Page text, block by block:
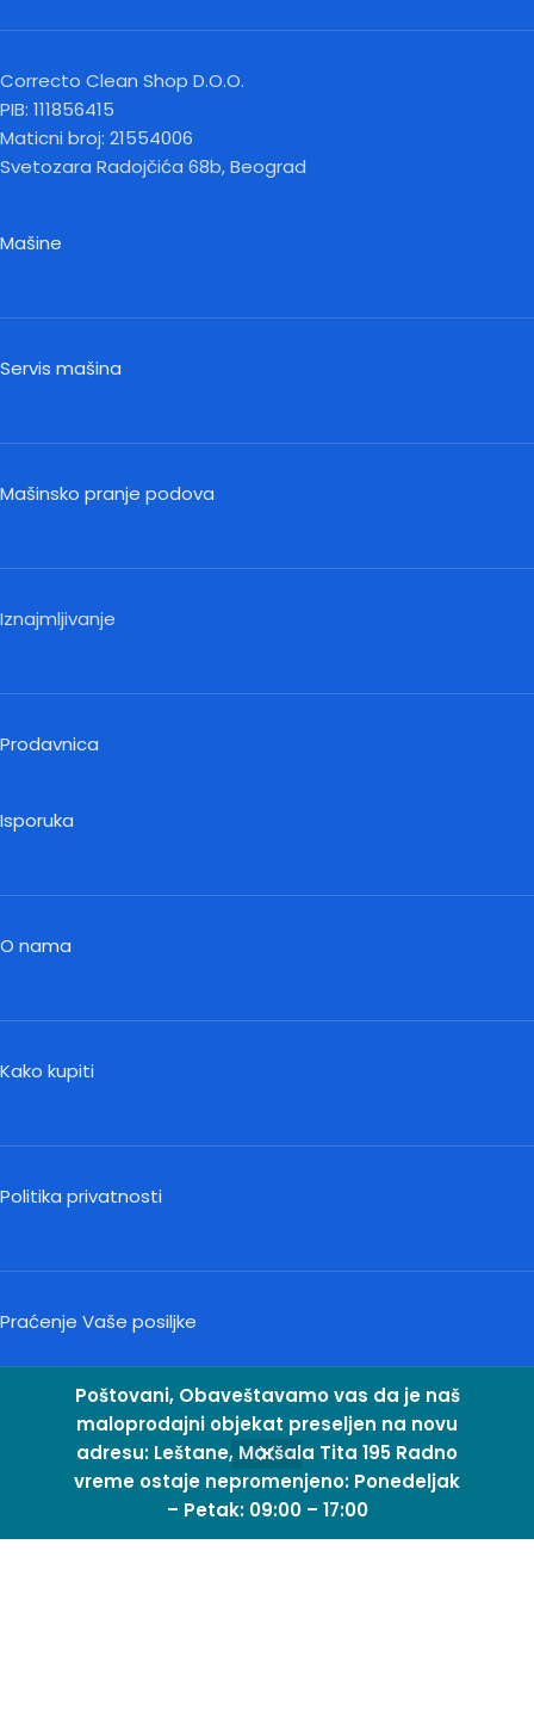
Poštovani, Obaveštavamo vas da je naš
maloprodajni objekat preseljen na novu
adresu: Leštane, Maršala Tita 195 Radno
vreme ostaje nepromenjeno: Ponedeljak
– Petak: 09:00 – 17:00
Correcto Clean Shop D.O.O.
PIB: 111856415
Maticni broj: 21554006
Svetozara Radojčića 68b, Beograd
Mašine
Servis mašina
Mašinsko pranje podova
Iznajmljivanje
Prodavnica
Isporuka
O nama
Kako kupiti
Politika privatnosti
Praćenje Vaše posiljke